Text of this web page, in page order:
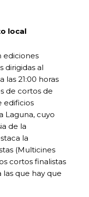
local
ediciones
dirigidas al
las 21:00 horas
de cortos de
edificios
Laguna, cuyo
de la
la
(Multicines
cortos finalistas
las que hay que